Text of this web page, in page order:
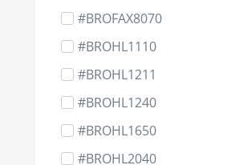
Complete & Sleeve
Cartridge Part - OPC Drum
#BROFAX8070
#BROHL1110
#BROHL1211
#BROHL1240
#BROHL1650
#BROHL2040